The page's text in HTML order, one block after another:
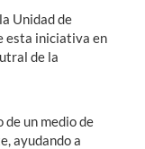
Unidad de
esta iniciativa en
de la
un medio de
ayudando a